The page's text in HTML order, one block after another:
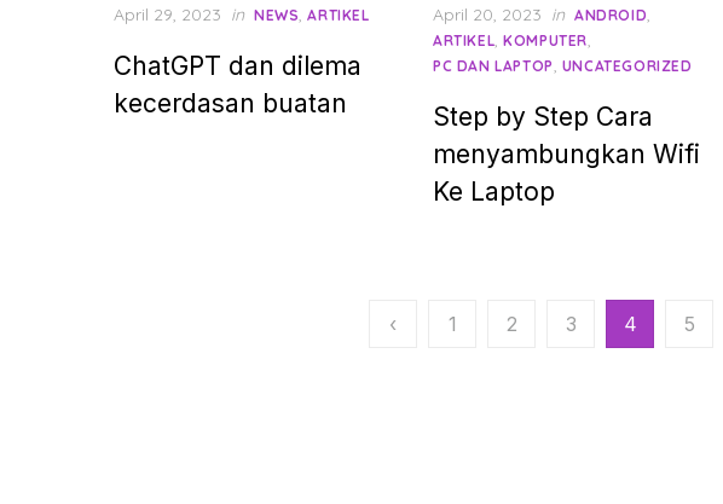
Posted
April 29, 2023 in NEWS ,ARTIKEL
ChatGPT dan dilema
kecerdasan buatan
Posted
on
April 20, 2023 in ANDROID
ARTIKEL ,KOMPUTER
PC DAN LAPTOP UNCATEGORIZED
Step by Step Cara
menyambungkan Wifi
Ke Laptop
‹ 1 2 3 4 5